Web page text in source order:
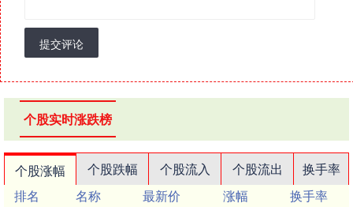
提交评论
个股实时涨跌榜
个股涨幅 个股跌幅 个股流入 个股流出
换手率
排名
名称 最新价 涨幅
换手率